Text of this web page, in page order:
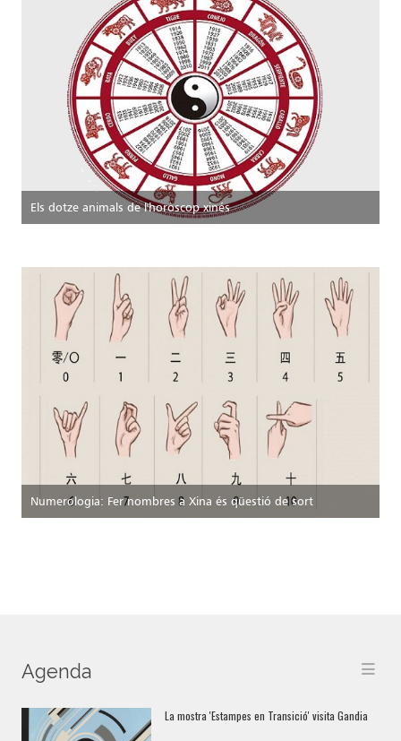
Els dotze animals de l'horòscop xinés
Numerologia: Fer nombres a Xina és qüestió de sort
Agenda
La mostra 'Estampes en Transició' visita Gandia